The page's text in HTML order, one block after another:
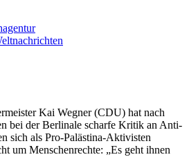
Kai Wegner (CDU) hat nach
bei der Berlinale scharfe Kritik an Anti-
sich als Pro-Palästina-Aktivisten
um Menschenrechte: „Es geht ihnen